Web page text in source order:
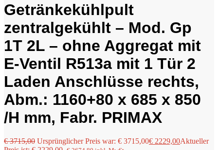
Getränkekühlpult
zentralgekühlt – Mod. Gp
1T 2L – ohne Aggregat mit
E-Ventil R513a mit 1 Tür 2
Laden Anschlüsse rechts,
Abm.: 1160+80 x 685 x 850
/H mm, Fabr. PRIMAX
€3715,00 Ursprünglicher Preis war: € 3715,00€ 2229,00Aktueller